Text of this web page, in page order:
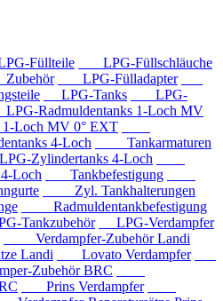
Füllteile
LPG-Füllschläuche
LPG-Fülladapter
LPG-Tanks
LPG-
Radmuldentanks 1-Loch MV
Loch MV 0° EXT
4-Loch
Tankarmaturen
Zylindertanks 4-Loch
Loch
Tankbefestigung
Zyl. Tankhalterungen
Radmuldentankbefestigung
Tankzubehör
LPG-Verdampfer
Verdampfer-Zubehör Landi
Landi
Lovato Verdampfer
Zubehör BRC
Prins Verdampfer